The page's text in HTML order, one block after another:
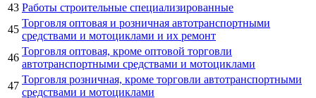
43 Работы строительные специализированные
45
Торговля оптовая и розничная автотранспортными
средствами и мотоциклами и их ремонт
46
Торговля оптовая, кроме оптовой торговли
автотранспортными средствами и мотоциклами
47
Торговля розничная, кроме торговли автотранспортными
средствами и мотоциклами